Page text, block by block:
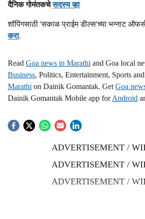
दैनिक गोमंतकचेसदस्य व्हा
शॉपिंगसाठी 'सकाळ प्राईम डील्स'च्या भन्नाट
करा.
Read Goa news in Marathi and Goa local
Business, Politics, Entertainment, Sports and
Marathi on Dainik Gomantak. Get Goa
Dainik Gomantak Mobile app forAndroid
ADVERTISEMENT /
ADVERTISEMENT /
ADVERTISEMENT /